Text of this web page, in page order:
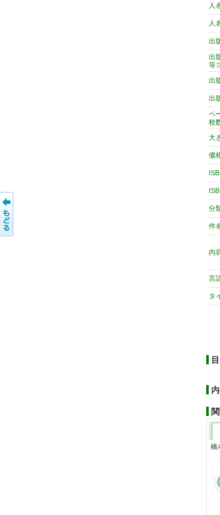
人
人
出
出
等
出
出
ペ
枚
大
価
分
件
内
言
タ
橋